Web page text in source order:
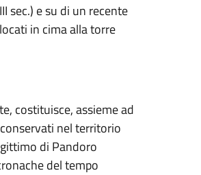
sec.) e su di un recente
in cima alla torre
costituisce, assieme ad
nel territorio
di Pandoro
del tempo